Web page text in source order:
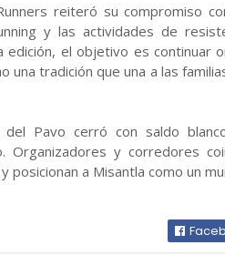
reiteró su compromiso
y las actividades de
edición, el objetivo es continuar
una tradición que una a las
del Pavo cerró con saldo
Organizadores y corredores
posicionan a Misantla como un